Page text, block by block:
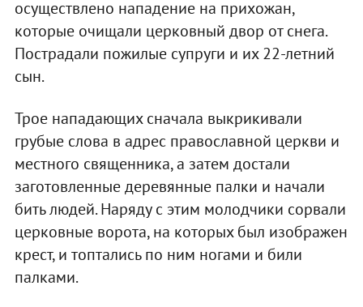
осуществлено нападение на прихожан,
которые очищали церковный двор от снега.
Пострадали пожилые супруги и их 22-летний
сын.
Трое нападающих сначала выкрикивали
грубые слова в адрес православной церкви и
местного священника, а затем достали
заготовленные деревянные палки и начали
бить людей. Наряду с этим молодчики сорвали
церковные ворота, на которых был изображен
крест, и топтались по ним ногами и били
палками.